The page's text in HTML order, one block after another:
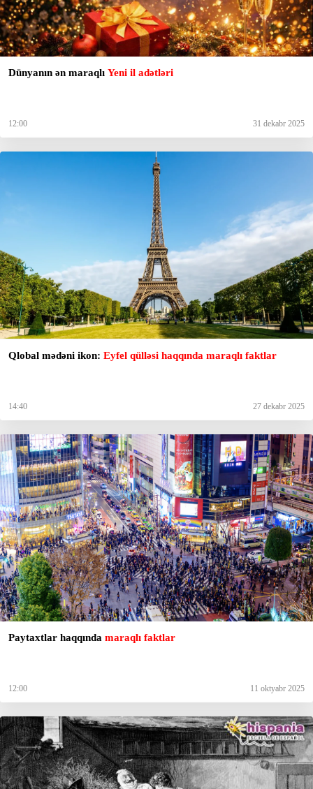
Dünyanın ən maraqlı Yeni il adətləri
12:00 31 dekabr 2025
Qlobal mədəni ikon: Eyfel qülləsi haqqında maraqlı faktlar
14:40 27 dekabr 2025
Paytaxtlar haqqında maraqlı faktlar
12:00 11 oktyabr 2025